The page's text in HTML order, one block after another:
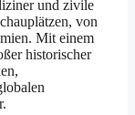
und zivile
von
Mit einem
historischer